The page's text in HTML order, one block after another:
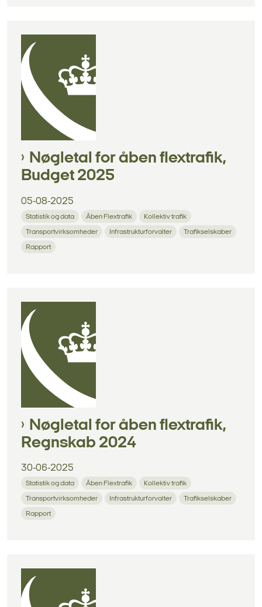
Nøgletal for åben flextrafik,
Budget 2025
05-08-2025
Statistik og data Åben Flextrafik Kollektiv trafik
Transportvirksomheder Infrastrukturforvalter Trafikselskaber
Rapport
Nøgletal for åben flextrafik,
Regnskab 2024
30-06-2025
Statistik og data Åben Flextrafik Kollektiv trafik
Transportvirksomheder Infrastrukturforvalter Trafikselskaber
Rapport